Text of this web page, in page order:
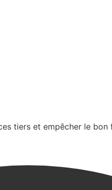
tiers et empêcher le